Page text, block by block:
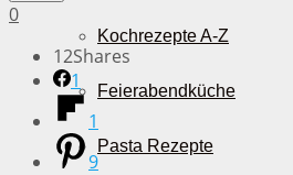
Kochrezepte A-Z
Feierabendküche
Pasta Rezepte
0
12Shares
1
1
9